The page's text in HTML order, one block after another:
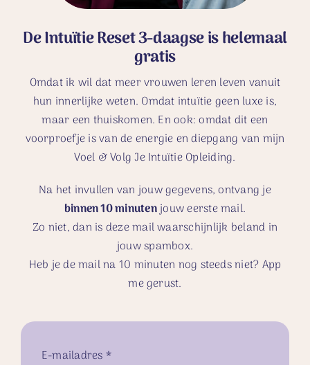
De Intuïtie Reset 3-daagse is helemaal
gratis
Omdat ik wil dat meer vrouwen leren leven vanuit
hun innerlijke weten. Omdat intuïtie geen luxe is,
maar een thuiskomen. En ook: omdat dit een
voorproefje is van de energie en diepgang van mijn
Voel & Volg Je Intuïtie Opleiding.
Na het invullen van jouw gegevens, ontvang je
binnen 10 minutenjouw eerste mail.
Zo niet, dan is deze mail waarschijnlijk beland in
jouw spambox.
Heb je de mail na 10 minuten nog steeds niet? App
me gerust.
E-mailadres *